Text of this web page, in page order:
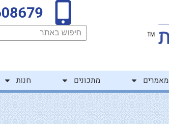
חיפוש
מאמרים מתכונים חנות